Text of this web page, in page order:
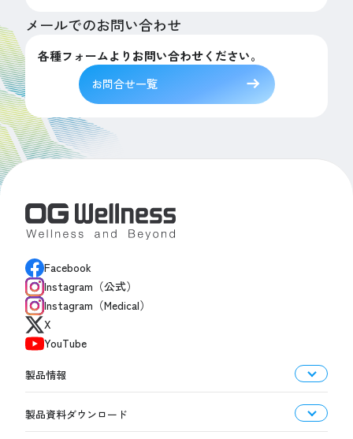
メールでのお問い合わせ
各種フォームよりお問い合わせください。
お問合せ一覧
Facebook
Instagram（公式）
Instagram（Medical）
X
YouTube
製品情報
製品資料ダウンロード